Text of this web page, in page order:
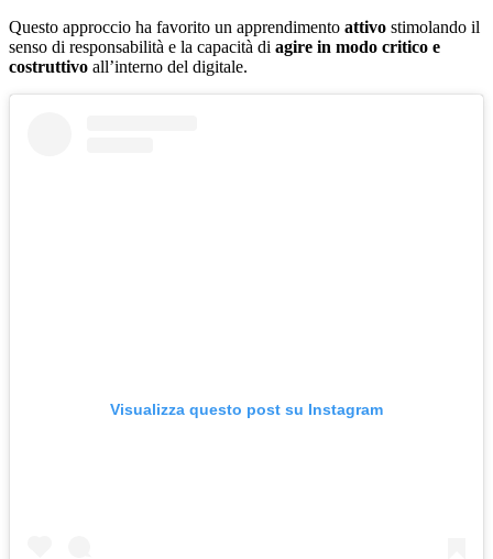
Questo approccio ha favorito un apprendimento attivo stimolando il
senso di responsabilità e la capacità di agire in modo critico e
costruttivo all’interno del digitale.
Visualizza questo post su Instagram